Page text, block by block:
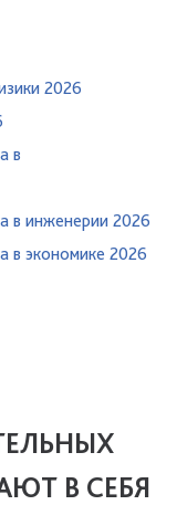
2026
в
в инженерии 2026
в экономике 2026
В СЕБЯ